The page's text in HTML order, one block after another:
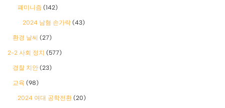
폐미니즘 (142)
2024 남혐 손가락 (43)
환경 날씨 (27)
2-2 사회 정치 (577)
경찰 치안 (23)
교육 (98)
2024 여대 공학전환 (20)